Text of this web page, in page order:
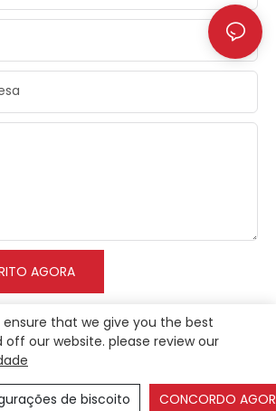
AGORA
2023 Anson |Mapa do site
that we give you the best
off our website. please review our
de biscoito CONCORDO